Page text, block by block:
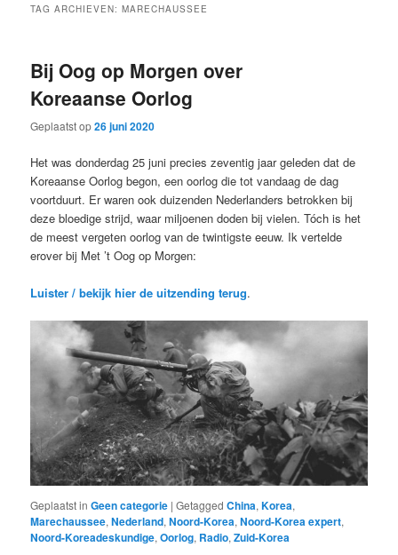
TAG ARCHIEVEN:MARECHAUSSEE
Bij Oog op Morgen over
Koreaanse Oorlog
Geplaatst op26 juni 2020
Het was donderdag 25 juni precies zeventig jaar geleden dat de
Koreaanse Oorlog begon, een oorlog die tot vandaag de dag
voortduurt. Er waren ook duizenden Nederlanders betrokken bij
deze bloedige strijd, waar miljoenen doden bij vielen. Tóch is het
de meest vergeten oorlog van de twintigste eeuw. Ik vertelde
erover bij Met ’t Oog op Morgen:
Luister / bekijk hier de uitzending terug.
Geplaatst in Geen categorie |Getagged China,Korea,
Marechaussee,Nederland,Noord-Korea,Noord-Korea expert,
Noord-Koreadeskundige,Oorlog, Radio,Zuid-Korea